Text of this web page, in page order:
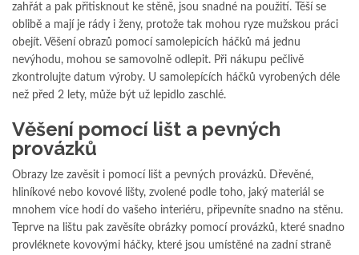
zahřát a pak přitisknout ke stěně, jsou snadné na použití. Těší se
oblibě a mají je rády i ženy, protože tak mohou ryze mužskou práci
obejít. Věšení obrazů pomocí samolepicích háčků má jednu
nevýhodu, mohou se samovolně odlepit. Při nákupu pečlivě
zkontrolujte datum výroby. U samolepících háčků vyrobených déle
než před 2 lety, může být už lepidlo zaschlé.
Věšení pomocí lišt a pevných
provázků
Obrazy lze zavěsit i pomocí lišt a pevných provázků. Dřevěné,
hliníkové nebo kovové lišty, zvolené podle toho, jaký materiál se
mnohem více hodí do vašeho interiéru, připevníte snadno na stěnu.
Teprve na lištu pak zavěsíte obrázky pomocí provázků, které snadno
provléknete kovovými háčky, které jsou umístěné na zadní straně